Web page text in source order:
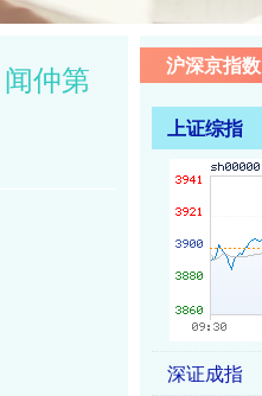
仲第
沪深京指数
上证综指
深证成指